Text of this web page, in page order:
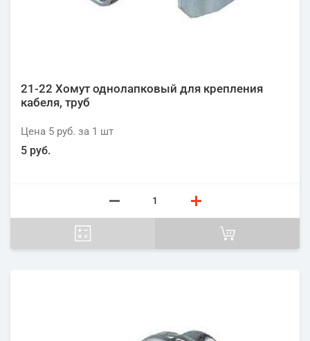
21-22 Хомут однолапковый для крепления
кабеля, труб
Цена 5 руб. за 1 шт
5 руб.